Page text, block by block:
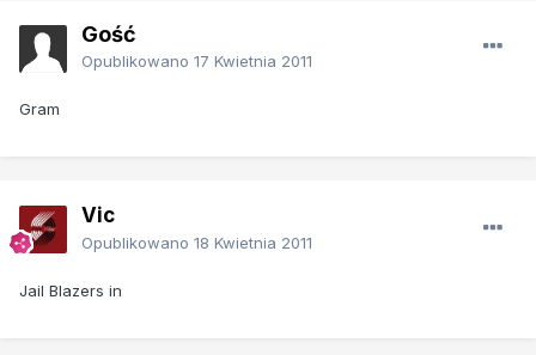
Gość
Opublikowano 17 Kwietnia 2011
Gram
Vic
Opublikowano 18 Kwietnia 2011
Jail Blazers in